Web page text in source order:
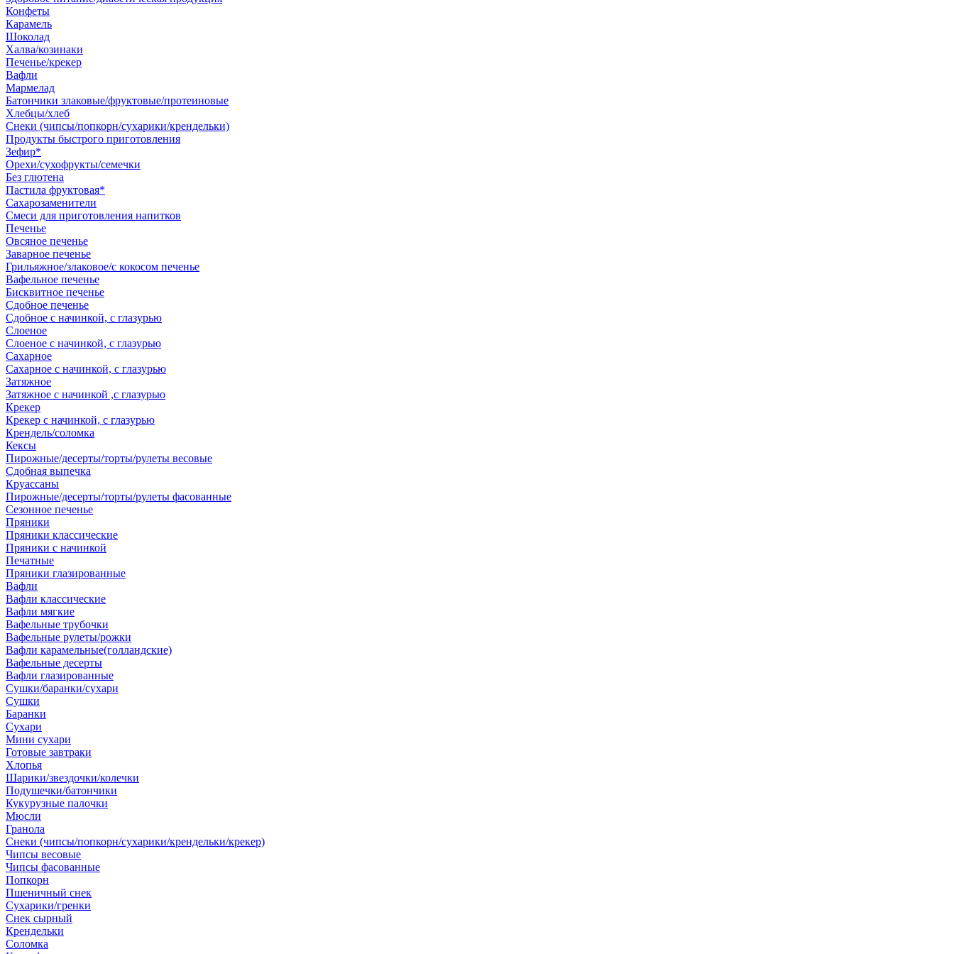
Конфеты
Карамель
Шоколад
Халва/козинаки
Печенье/крекер
Вафли
Мармелад
Батончики злаковые/фруктовые/протеиновые
Хлебцы/хлеб
Снеки (чипсы/попкорн/сухарики/крендельки)
Продукты быстрого приготовления
Зефир*
Орехи/сухофрукты/семечки
Без глютена
Пастила фруктовая*
Сахарозаменители
Смеси для приготовления напитков
Печенье
Овсяное печенье
Заварное печенье
Грильяжное/злаковое/с кокосом печенье
Вафельное печенье
Бисквитное печенье
Сдобное печенье
Сдобное с начинкой, с глазурью
Слоеное
Слоеное с начинкой, с глазурью
Сахарное
Сахарное с начинкой, с глазурью
Затяжное
Затяжное с начинкой ,с глазурью
Крекер
Крекер с начинкой, с глазурью
Крендель/соломка
Кексы
Пирожные/десерты/торты/рулеты весовые
Сдобная выпечка
Круассаны
Пирожные/десерты/торты/рулеты фасованные
Сезонное печенье
Пряники
Пряники классические
Пряники с начинкой
Печатные
Пряники глазированные
Вафли
Вафли классические
Вафли мягкие
Вафельные трубочки
Вафельные рулеты/рожки
Вафли карамельные(голландские)
Вафельные десерты
Вафли глазированные
Сушки/баранки/сухари
Сушки
Баранки
Сухари
Мини сухари
Готовые завтраки
Хлопья
Шарики/звездочки/колечки
Подушечки/батончики
Кукурузные палочки
Мюсли
Гранола
Снеки (чипсы/попкорн/сухарики/крендельки/крекер)
Чипсы весовые
Чипсы фасованные
Попкорн
Пшеничный снек
Сухарики/гренки
Снек сырный
Крендельки
Соломка